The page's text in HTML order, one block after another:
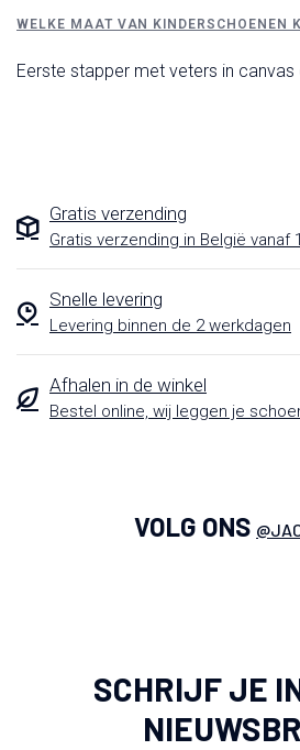
WELKE MAAT VAN KINDERSCHOENEN
Eerste stapper met veters in
Gratis verzending
Gratis verzending in België vanaf
Snelle levering
Levering binnen de 2 werkdagen
Afhalen in de winkel
Bestel online, wij leggen je
VOLG ONS
SCHRIJF JE